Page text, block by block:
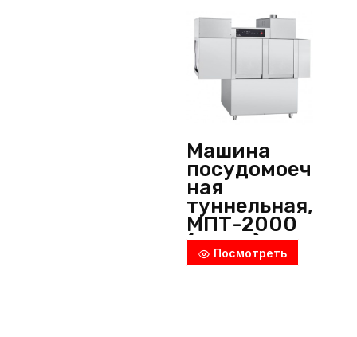
Машина
посудомоеч
ная
туннельная,
МПТ-2000
(левая),
AbatПосмотреть